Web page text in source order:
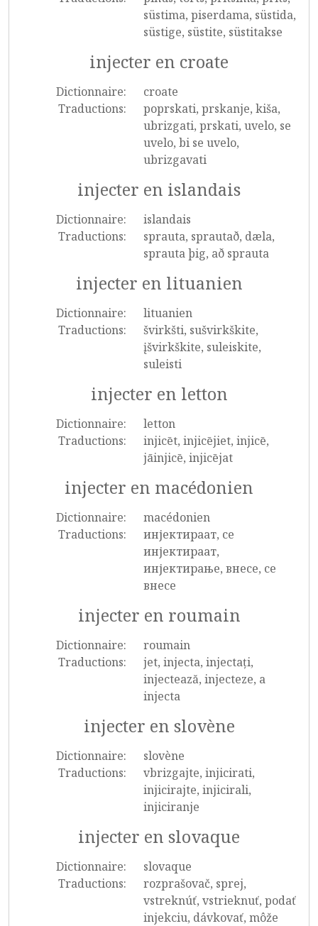
süstima, piserdama, süstida,
süstige, süstite, süstitakse
injecter en croate
Dictionnaire:
croate
Traductions:
poprskati, prskanje, kiša,
ubrizgati, prskati, uvelo, se
uvelo, bi se uvelo,
ubrizgavati
injecter en islandais
Dictionnaire:
islandais
Traductions:
sprauta, sprautað, dæla,
sprauta þig, að sprauta
injecter en lituanien
Dictionnaire:
lituanien
Traductions:
švirkšti, sušvirkškite,
įšvirkškite, suleiskite,
suleisti
injecter en letton
Dictionnaire:
letton
Traductions:
injicēt, injicējiet, injicē,
jāinjicē, injicējat
injecter en macédonien
Dictionnaire:
macédonien
Traductions:
инјектираат, се
инјектираат,
инјектирање, внесе, се
внесе
injecter en roumain
Dictionnaire:
roumain
Traductions:
jet, injecta, injectați,
injectează, injecteze, a
injecta
injecter en slovène
Dictionnaire:
slovène
Traductions:
vbrizgajte, injicirati,
injicirajte, injicirali,
injiciranje
injecter en slovaque
Dictionnaire:
slovaque
Traductions:
rozprašovač, sprej,
vstreknúť, vstrieknuť, podať
injekciu, dávkovať, môže